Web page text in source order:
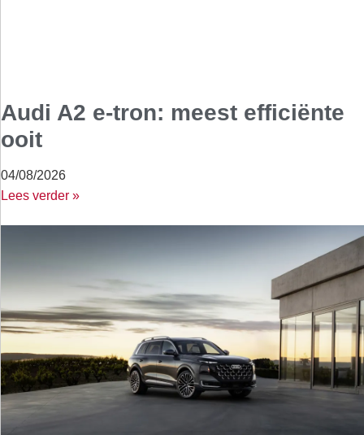
Audi A2 e-tron: meest efficiënte
ooit
04/08/2026
Lees verder »